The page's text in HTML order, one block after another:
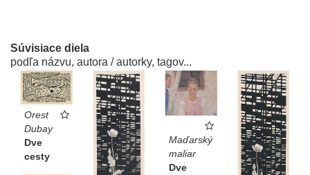
Súvisiace diela
podľa názvu, autora / autorky, tagov...
Orest
Dubay
Dve
cesty
Maďarský
maliar
Dve